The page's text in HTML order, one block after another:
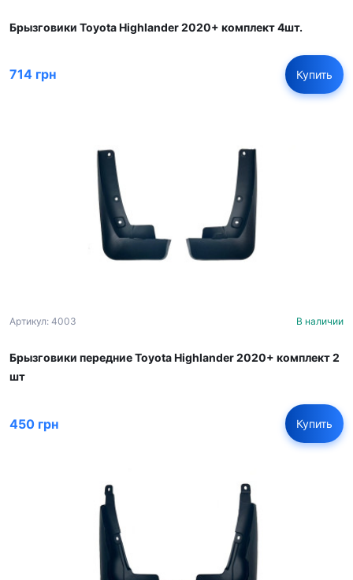
Брызговики Toyota Highlander 2020+ комплект 4шт.
714 грн Купить
Артикул: 4003 В наличии
Брызговики передние Toyota Highlander 2020+ комплект 2
шт
450 грн Купить